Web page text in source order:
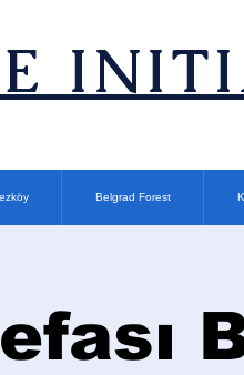
Belgrad Forest